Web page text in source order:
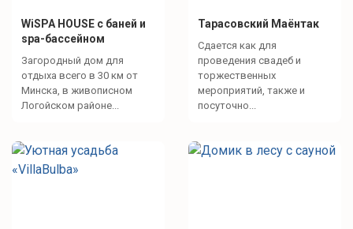
WiSPA HOUSE с баней и
spa-бассейном
Загородный дом для
отдыха всего в 30 км от
Минска, в живописном
Логойском районе...
Тарасовский Маёнтак
Сдается как для
проведения свадеб и
торжественных
мероприятий, также и
посуточно...